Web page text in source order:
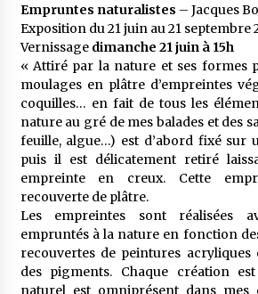
Empruntes naturalistes – Jacques
Exposition du 21 juin au 21 septembre
Vernissage dimanche 21 juin à 15h
« Attiré par la nature et ses formes
moulages en plâtre d’empreintes
coquilles… en fait de tous les
nature au gré de mes balades et des
feuille, algue…) est d’abord fixé sur
puis il est délicatement retiré
empreinte en creux. Cette
recouverte de plâtre.
Les empreintes sont réalisées
empruntés à la nature en fonction
recouvertes de peintures acryliques
des pigments. Chaque création est
naturel est omniprésent dans mes